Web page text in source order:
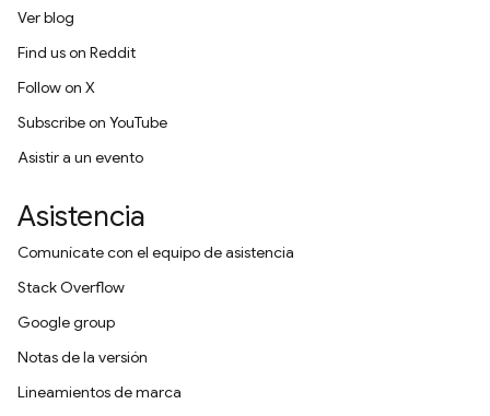
Ver blog
Find us on Reddit
Follow on X
Subscribe on YouTube
Asistir a un evento
Asistencia
Comunícate con el equipo de asistencia
Stack Overflow
Google group
Notas de la versión
Lineamientos de marca